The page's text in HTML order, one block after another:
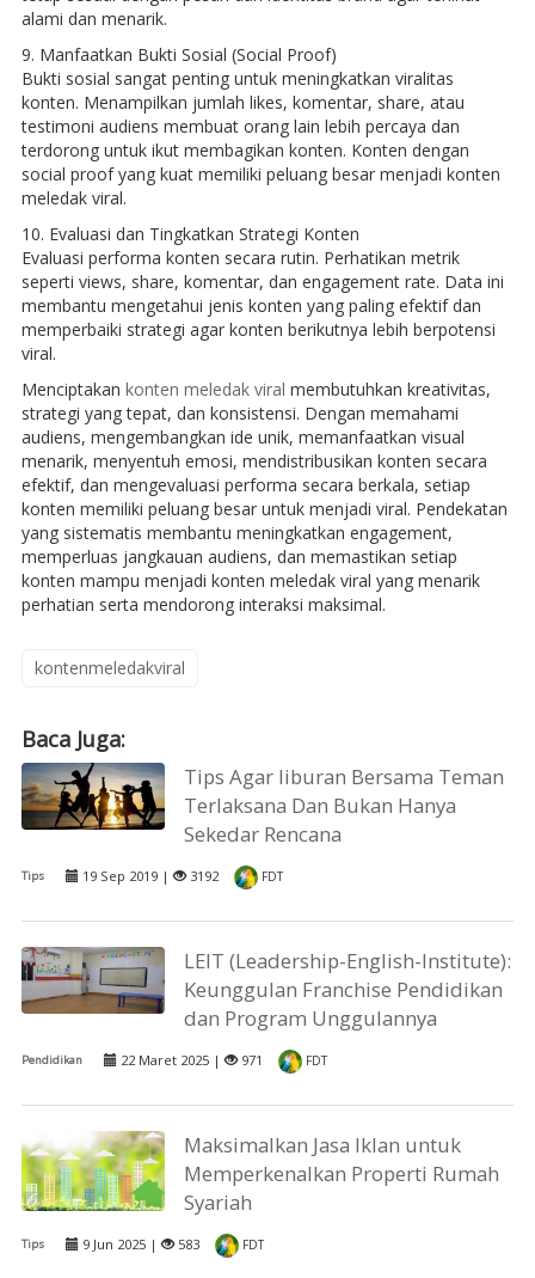
alami dan menarik.
9. Manfaatkan Bukti Sosial (Social Proof)
Bukti sosial sangat penting untuk meningkatkan viralitas
konten. Menampilkan jumlah likes, komentar, share, atau
testimoni audiens membuat orang lain lebih percaya dan
terdorong untuk ikut membagikan konten. Konten dengan
social proof yang kuat memiliki peluang besar menjadi konten
meledak viral.
10. Evaluasi dan Tingkatkan Strategi Konten
Evaluasi performa konten secara rutin. Perhatikan metrik
seperti views, share, komentar, dan engagement rate. Data ini
membantu mengetahui jenis konten yang paling efektif dan
memperbaiki strategi agar konten berikutnya lebih berpotensi
viral.
Menciptakan konten meledak viral membutuhkan kreativitas,
strategi yang tepat, dan konsistensi. Dengan memahami
audiens, mengembangkan ide unik, memanfaatkan visual
menarik, menyentuh emosi, mendistribusikan konten secara
efektif, dan mengevaluasi performa secara berkala, setiap
konten memiliki peluang besar untuk menjadi viral. Pendekatan
yang sistematis membantu meningkatkan engagement,
memperluas jangkauan audiens, dan memastikan setiap
konten mampu menjadi konten meledak viral yang menarik
perhatian serta mendorong interaksi maksimal.
kontenmeledakviral
Baca Juga:
Tips Agar liburan Bersama Teman
Terlaksana Dan Bukan Hanya
Sekedar Rencana
Tips 19 Sep 2019 | 3192 FDT
LEIT (Leadership-English-Institute):
Keunggulan Franchise Pendidikan
dan Program Unggulannya
Pendidikan 22 Maret 2025 | 971 FDT
Maksimalkan Jasa Iklan untuk
Memperkenalkan Properti Rumah
Syariah
Tips 9 Jun 2025 | 583 FDT